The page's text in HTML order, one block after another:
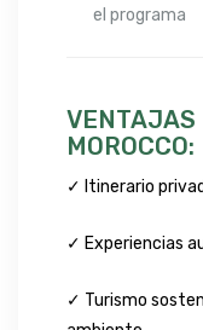
el programa
VENTAJAS
MOROCCO:
✓ Itinerario
✓ Experiencias
✓ Turismo